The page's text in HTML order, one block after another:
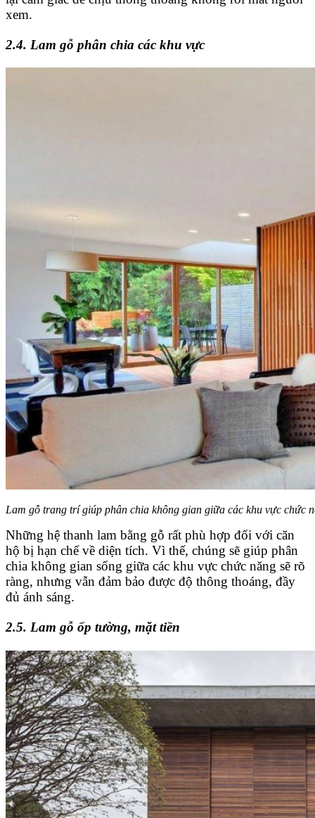
xem.
2.4. Lam gỗ phân chia các khu vực
Lam gỗ trang trí giúp phân chia không gian giữa các khu vực chức
Những hệ thanh lam bằng gỗ rất phù hợp đối với căn
hộ bị hạn chế về diện tích. Vì thế, chúng sẽ giúp phân
chia không gian sống giữa các khu vực chức năng sẽ rõ
ràng, nhưng vẫn đảm bảo được độ thông thoáng, đầy
đủ ánh sáng.
2.5. Lam gỗ ốp tường, mặt tiền